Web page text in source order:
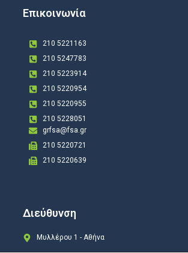
Επικοινωνία
210 5221163
210 5247783
210 5223914
210 5220954
210 5220955
210 5228051
grfsa@fsa.gr
210 5220721
210 5220639
Διεύθυνση
Μυλλέρου 1 - Αθήνα